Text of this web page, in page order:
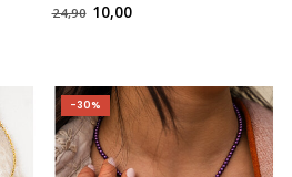
24,90 10,00
-30%